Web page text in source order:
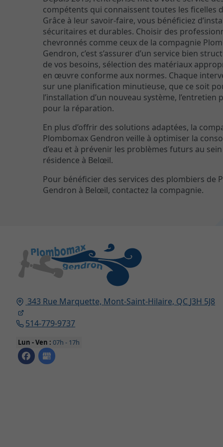
compétents qui connaissent toutes les ficelles
Grâce à leur savoir-faire, vous bénéficiez
sécuritaires et durables. Choisir des
chevronnés comme ceux de la compagnie
Gendron, c’est s’assurer d’un service bien
de vos besoins, sélection des matériaux
en œuvre conforme aux normes. Chaque
sur une planification minutieuse, que ce soit
l’installation d’un nouveau système, l’entretien
pour la réparation.
En plus d’offrir des solutions adaptées, la
Plombomax Gendron veille à optimiser la
d’eau et à prévenir les problèmes futurs au
résidence à Belœil.
Pour bénéficier des services des plombiers de
Gendron à Belœil, contactez la compagnie.
343 Rue Marquette, Mont-Saint-Hilaire, QC J3H 5J8
514-779-9737
Lun - Ven :07h - 17h